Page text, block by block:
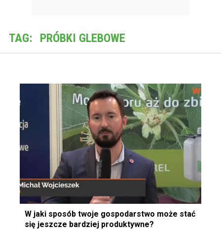
TAG: PRÓBKI GLEBOWE
W jaki sposób twoje gospodarstwo może stać
się jeszcze bardziej produktywne?